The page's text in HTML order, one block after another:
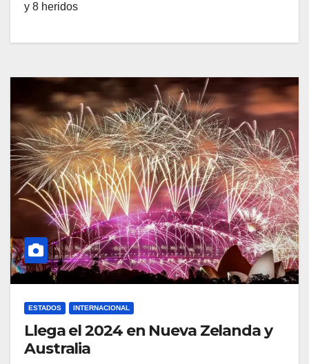
y 8 heridos
ESTADOS INTERNACIONAL
Llega el 2024 en Nueva Zelanda y
Australia